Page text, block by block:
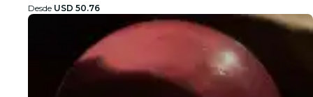
Desde USD 50.76